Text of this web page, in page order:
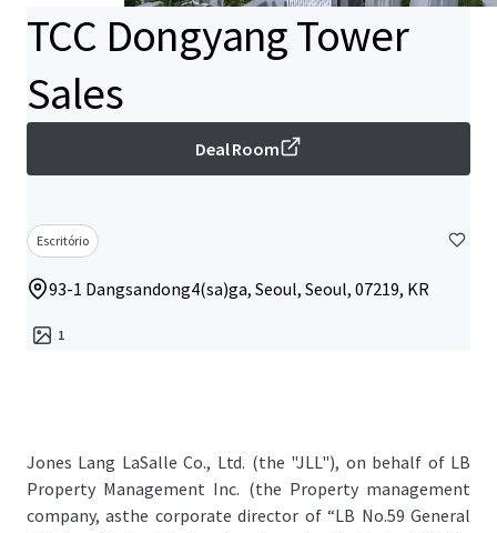
TCC Dongyang Tower
Sales
Deal Room
Escritório
93-1 Dangsandong4(sa)ga, Seoul, Seoul, 07219, KR
1
Jones Lang LaSalle Co., Ltd. (the "JLL"), on behalf of LB
Property Management Inc. (the Property management
company, asthe corporate director of “LB No.59 General